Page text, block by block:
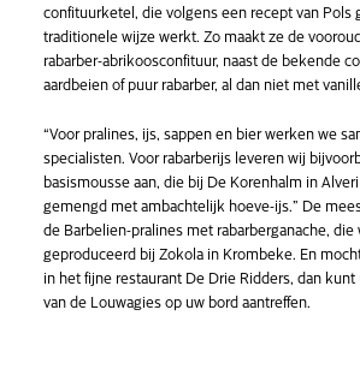
confituurketel, die volgens een recept van Pols
traditionele wijze werkt. Zo maakt ze de
rabarber-abrikoosconfituur, naast de bekende
aardbeien of puur rabarber, al dan niet met
“Voor pralines, ijs, sappen en bier werken we
specialisten. Voor rabarberijs leveren wij
basismousse aan, die bij De Korenhalm in
gemengd met ambachtelijk hoeve-ijs.” De
de Barbelien-pralines met rabarberganache, die
geproduceerd bij Zokola in Krombeke. En
in het fijne restaurant De Drie Ridders, dan
van de Louwagies op uw bord aantreffen.